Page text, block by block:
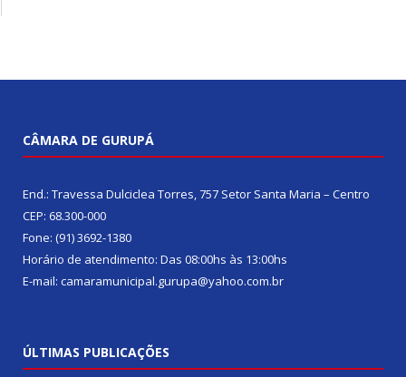
CÂMARA DE GURUPÁ
End.: Travessa Dulciclea Torres, 757 Setor Santa Maria – Centro
CEP: 68.300-000
Fone: (91) 3692-1380
Horário de atendimento: Das 08:00hs às 13:00hs
E-mail: camaramunicipal.gurupa@yahoo.com.br
ÚLTIMAS PUBLICAÇÕES